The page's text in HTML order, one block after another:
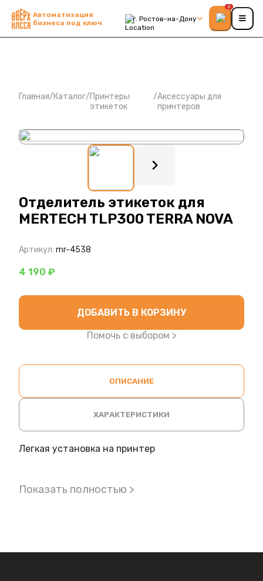
Автоматизация
бизнеса под ключ
г. Ростов-на-Дону
0
Главная/Каталог/Принтеры
этикеток
/Аксессуары для
принтеров
: ?>
Отделитель этикеток для
MERTECH TLP300 TERRA NOVA
Артикул: mr-4538
4 190 ₽
ДОБАВИТЬ В КОРЗИНУ
Помочь с выбором >
ОПИСАНИЕ
ХАРАКТЕРИСТИКИ
Легкая установка на принтер
Показать полностью >